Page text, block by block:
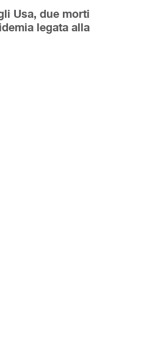
Usa, due morti
legata alla